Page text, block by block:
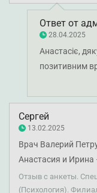
Ответ от
28.04.2025
Анастасіє,
позитивним
Валерія
Сергей
13.02.2025
Врач Валерий
Анастасия и Ирина
Спасибо за
Отзыв с анкеты.
(Психология).